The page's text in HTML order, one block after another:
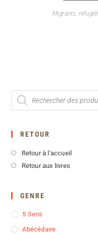
Migrants,
RETOUR
Retour à l'accueil
Retour aux livres
GENRE
5 Sens
Abécédaire